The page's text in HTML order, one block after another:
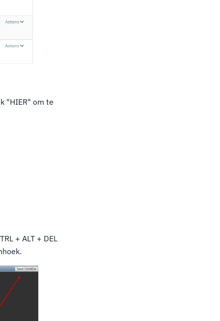
"HIER" om te
+ ALT + DEL